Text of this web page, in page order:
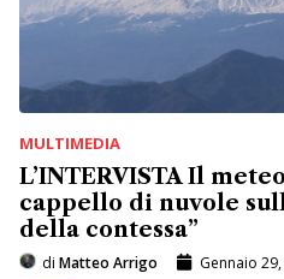
MULTIMEDIA
L’INTERVISTA Il
cappello di nuvole
della contessa”
di Matteo Arrigo
Gennaio